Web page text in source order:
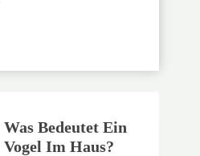
Was Bedeutet Ein
Vogel Im Haus?